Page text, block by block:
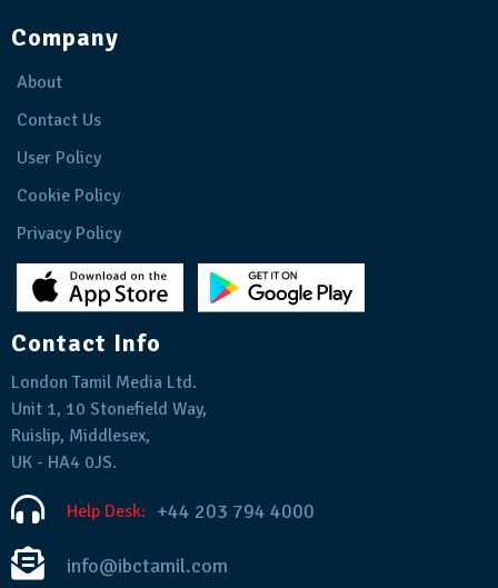
Company
About
Contact Us
User Policy
Cookie Policy
Privacy Policy
Contact Info
London Tamil Media Ltd.
Unit 1, 10 Stonefield Way,
Ruislip, Middlesex,
UK - HA4 0JS.
Help Desk: +44 203 794 4000
info@ibctamil.com